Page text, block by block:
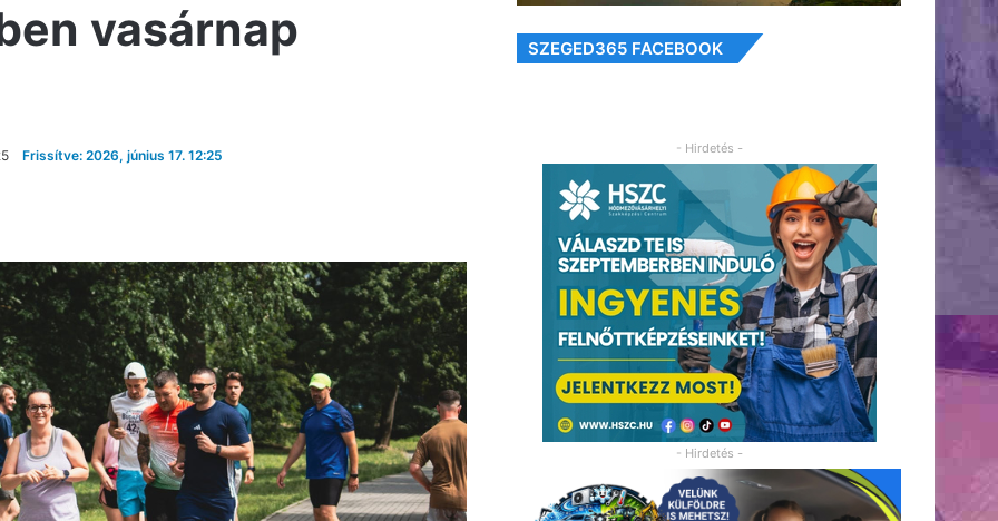
vasárnap
Frissítve: 2026, június 17. 12:25
SZEGED365 FACEBOOK
- Hirdetés -
- Hirdetés -